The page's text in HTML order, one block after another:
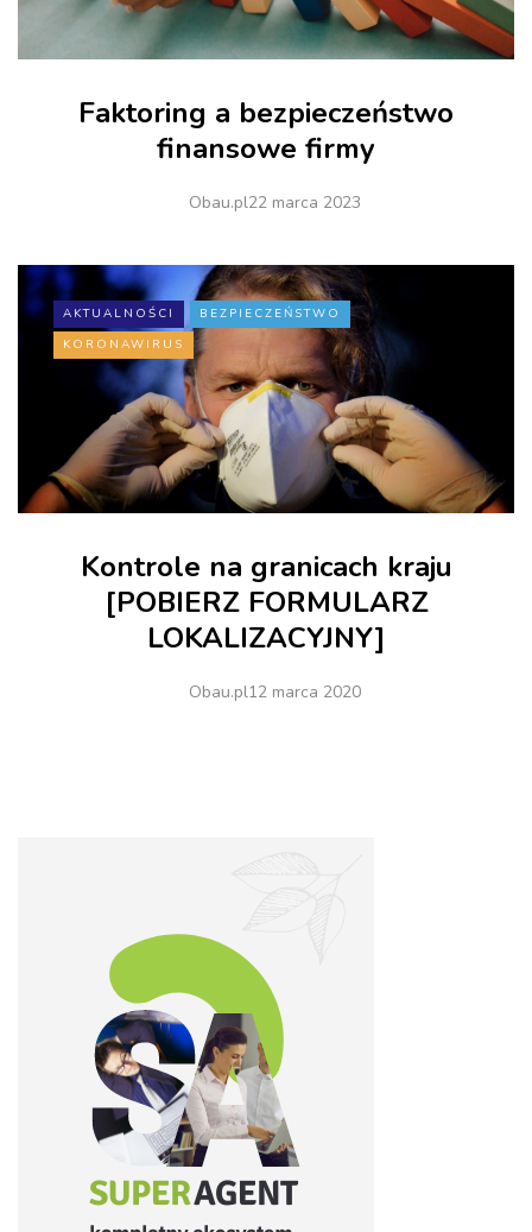
Faktoring a bezpieczeństwo
finansowe firmy
Obau.pl22 marca 2023
AKTUALNOŚCI
BEZPIECZEŃSTWO
KORONAWIRUS
Kontrole na granicach kraju
[POBIERZ FORMULARZ
LOKALIZACYJNY]
Obau.pl12 marca 2020